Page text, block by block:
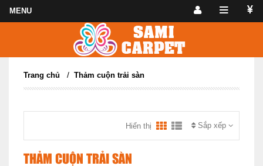
Trang chủ / Thảm cuộn trải sàn
Sắp xếp
Hiển thị
THẢM CUỘN TRẢI SÀN